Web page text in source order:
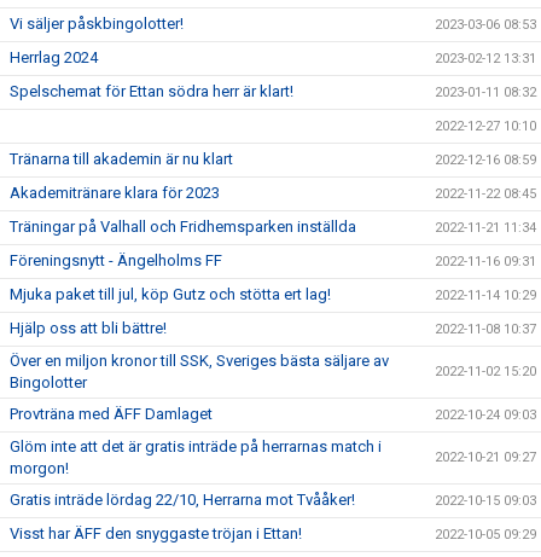
Vi säljer påskbingolotter! 2023-03-06 08:53
Herrlag 2024 2023-02-12 13:31
Spelschemat för Ettan södra herr är klart! 2023-01-11 08:32
2022-12-27 10:10
Tränarna till akademin är nu klart 2022-12-16 08:59
Akademitränare klara för 2023 2022-11-22 08:45
Träningar på Valhall och Fridhemsparken inställda 2022-11-21 11:34
Föreningsnytt - Ängelholms FF 2022-11-16 09:31
Mjuka paket till jul, köp Gutz och stötta ert lag! 2022-11-14 10:29
Hjälp oss att bli bättre! 2022-11-08 10:37
Över en miljon kronor till SSK, Sveriges bästa säljare av
Bingolotter
2022-11-02 15:20
Provträna med ÄFF Damlaget 2022-10-24 09:03
Glöm inte att det är gratis inträde på herrarnas match i
morgon!
2022-10-21 09:27
Gratis inträde lördag 22/10, Herrarna mot Tvååker! 2022-10-15 09:03
Visst har ÄFF den snyggaste tröjan i Ettan! 2022-10-05 09:29